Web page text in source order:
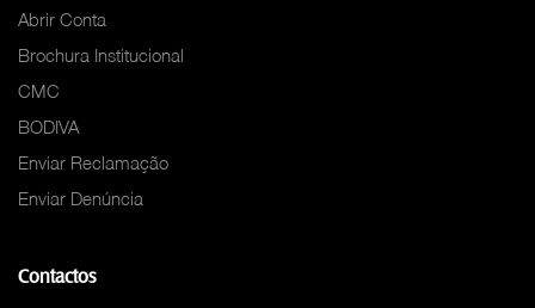
Abrir Conta
Brochura Institucional
CMC
BODIVA
Enviar Reclamação
Enviar Denúncia
Contactos